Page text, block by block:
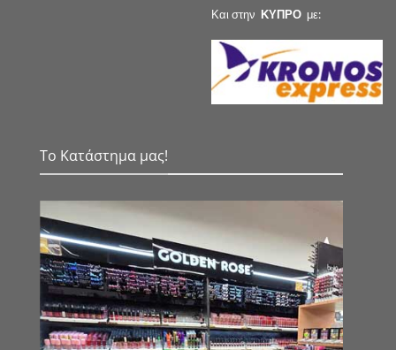
Και στην ΚΥΠΡΟ με:
Το Κατάστημα μας!